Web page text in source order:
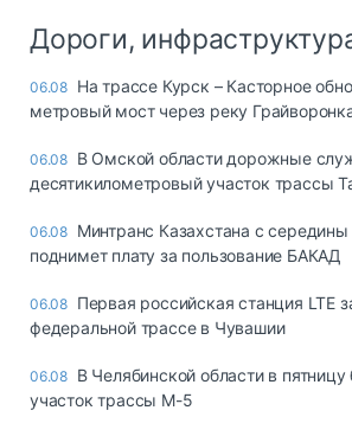
Дороги,
06.08 На трассе Курск – Касторное
метровый мост через реку
06.08 В Омской области дорожные
десятикилометровый участок трассы
06.08 Минтранс Казахстана с середины
поднимет плату за пользование БАКАД
06.08 Первая российская станция LTE
федеральной трассе в Чувашии
06.08 В Челябинской области в
участок трассы М-5